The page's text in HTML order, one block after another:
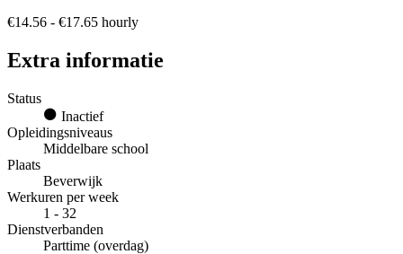
€14.56 - €17.65 hourly
Extra informatie
Status
Inactief
Opleidingsniveaus
Middelbare school
Plaats
Beverwijk
Werkuren per week
1 - 32
Dienstverbanden
Parttime (overdag)